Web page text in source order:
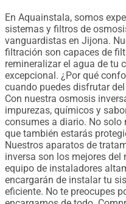
En Aquainstala, somos
sistemas y filtros de
vanguardistas en Jijona.
filtración son capaces de
remineralizar el agua de tu
excepcional. ¿Por qué
cuando puedes disfrutar
Con nuestra osmosis
impurezas, químicos y
consumes a diario. No solo
que también estarás
Nuestros aparatos de
inversa son los mejores
equipo de instaladores
encargarán de instalar tu
eficiente. No te preocupes